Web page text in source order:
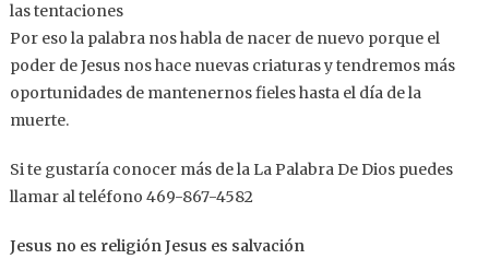
las tentaciones
Por eso la palabra nos habla de nacer de nuevo porque el
poder de Jesus nos hace nuevas criaturas y tendremos más
oportunidades de mantenernos fieles hasta el día de la
muerte.
Si te gustaría conocer más de la La Palabra De Dios puedes
llamar al teléfono 469-867-4582
Jesus no es religión Jesus es salvación